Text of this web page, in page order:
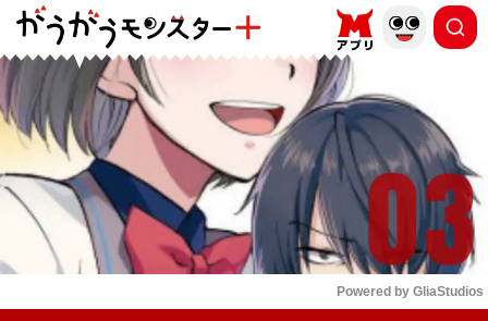
もっと読む
Powered by GliaStudios